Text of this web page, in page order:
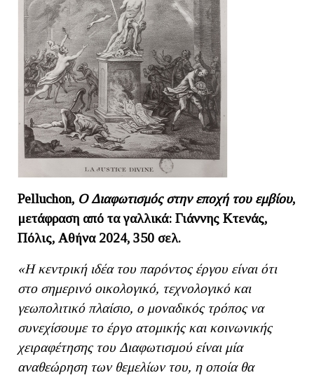
Pelluchon, O Διαφωτισμός στην εποχή του εμβίου,
μετάφραση από τα γαλλικά: Γιάννης Κτενάς,
Πόλις, Αθήνα 2024, 350 σελ.
«Η κεντρική ιδέα του παρόντος έργου είναι ότι
στο σημερινό οικολογικό, τεχνολογικό και
γεωπολιτικό πλαίσιο, ο μοναδικός τρόπος να
συνεχίσουμε το έργο ατομικής και κοινωνικής
χειραφέτησης του Διαφωτισμού είναι μία
αναθεώρηση των θεμελίων του, η οποία θα